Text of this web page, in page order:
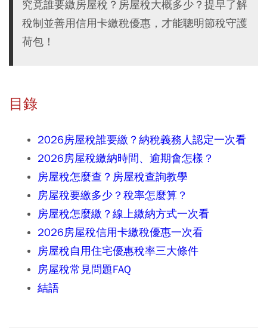
究竟誰要繳房屋稅？房屋稅大概多少？提早了解
稅制並善用信用卡繳稅優惠，才能聰明節稅守護
荷包！
目錄
2026房屋稅誰要繳？納稅義務人認定一次看
2026房屋稅繳納時間、逾期會怎樣？
房屋稅怎麼查？房屋稅查詢教學
房屋稅要繳多少？稅率怎麼算？
房屋稅怎麼繳？線上繳納方式一次看
2026房屋稅信用卡繳稅優惠一次看
房屋稅自用住宅優惠稅率三大條件
房屋稅常見問題FAQ
結語